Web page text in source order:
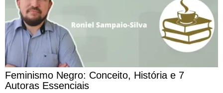
Feminismo Negro: Conceito, História e 7
Autoras Essenciais